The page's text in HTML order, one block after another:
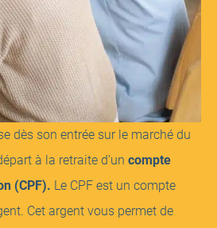
dès son entrée sur le marché du
à la retraite d’un compte
(CPF). Le CPF est un compte
Cet argent vous permet de